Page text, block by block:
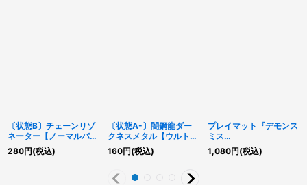
〔状態B〕チェーンリゾ
ネーター【ノーマルパラ
レル】{SPHR-JP018}
《モンスター》
280円(税込)
〔状態A-〕闇鋼龍ダー
クネスメタル【ウルト
ラ】{VJMP-JP148}
《リンク》
160円(税込)
プレイマット『デモンス
ミス
(YCSJ2024OSAKA)』
【-】{-}《プレイマッ
1,080円(税込)